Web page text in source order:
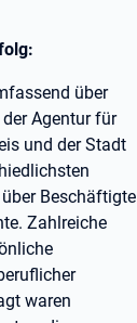
über
Agentur für
und der Stadt
Beschäftigte
Zahlreiche
waren